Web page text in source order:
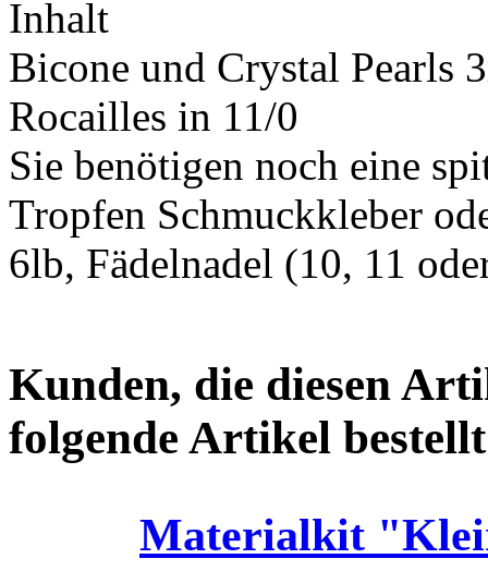
Inhalt
Bicone und Crystal Pearls
Rocailles in 11/0
Sie benötigen noch eine
Tropfen Schmuckkleber
6lb, Fädelnadel (10, 11
Kunden, die diesen
folgende Artikel
Materialkit